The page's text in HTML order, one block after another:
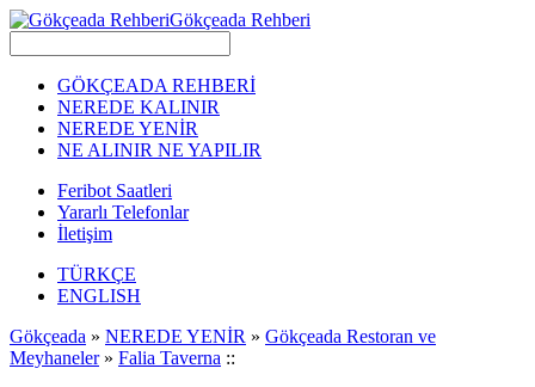
Gökçeada Rehberi
GÖKÇEADA REHBERİ
NEREDE KALINIR
NEREDE YENİR
NE ALINIR NE YAPILIR
Feribot Saatleri
Yararlı Telefonlar
İletişim
TÜRKÇE
ENGLISH
Gökçeada » NEREDE YENİR » Gökçeada Restoran ve
Meyhaneler» Falia Taverna ::